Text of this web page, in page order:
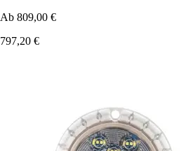
Ab 809,00 €
797,20 €